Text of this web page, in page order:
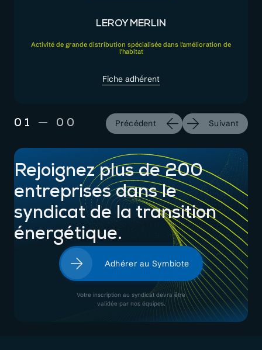
LEROY MERLIN
Activité de grande distribution spécialisée dans l'amélioration de
l'habitat
Fiche adhérent
01 00 Précédent Suivant
Rejoignez plus de 200
entreprises dans le
syndicat de la transition
énergétique.
Adhérer au Symbiote
Votre inscription au syndicat devra être
validée par nos équipes.